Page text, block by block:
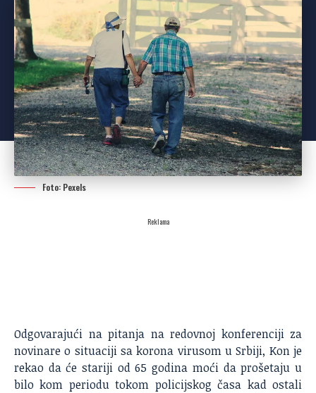
Foto: Pexels
Reklama
Odgovarajući na pitanja na redovnoj konferenciji za
novinare o situaciji sa korona virusom u Srbiji, Kon je
rekao da će stariji od 65 godina moći da prošetaju u
bilo kom periodu tokom policijskog časa kad ostali